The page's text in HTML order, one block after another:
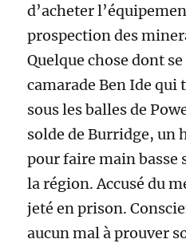
d’acheter
prospection des
Quelque chose dont
camarade Ben Ide qui
sous les balles de
solde de Burridge, un
pour faire main basse
la région. Accusé du
jeté en prison.
aucun mal à prouver